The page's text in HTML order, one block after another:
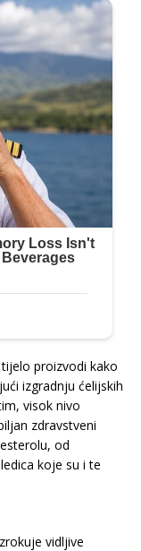
proizvodi kako
izgradnju ćelijskih
visok nivo
zdravstveni
od
koje su i te
vidljive